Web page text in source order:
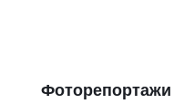
Фоторепортажи